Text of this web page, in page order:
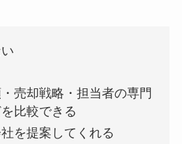
売却戦略・担当者の専門
比較できる
を提案してくれる